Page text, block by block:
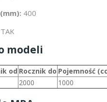
400
TAK
modeli
od Rocznik do Pojemność
2000 1000